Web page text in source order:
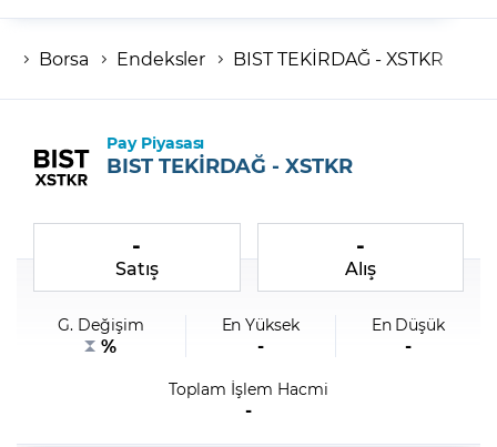
Hesap numaranız
Şifremi Unuttum
Borsa Endeksler BIST TEKİRDAĞ - XSTKR
Pay Piyasası
BIST TEKİRDAĞ - XSTKR
-
Satış
-
Alış
G. Değişim
%
En Yüksek
-
En Düşük
-
Toplam İşlem Hacmi
-